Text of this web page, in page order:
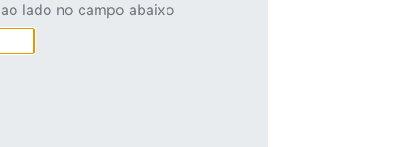
lado no campo abaixo